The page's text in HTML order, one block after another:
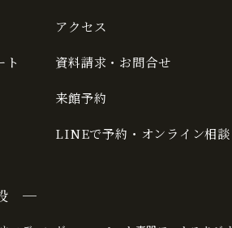
ト
アクセス
資料請求・お問合せ
来館予約
LINEで予約・オンライン相談
─